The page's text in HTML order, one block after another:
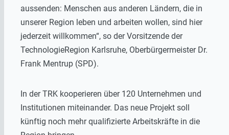
aussenden: Menschen aus anderen Ländern, die in
unserer Region leben und arbeiten wollen, sind hier
jederzeit willkommen“, so der Vorsitzende der
TechnologieRegion Karlsruhe, Oberbürgermeister Dr.
Frank Mentrup (SPD).
In der TRK kooperieren über 120 Unternehmen und
Institutionen miteinander. Das neue Projekt soll
künftig noch mehr qualifizierte Arbeitskräfte in die